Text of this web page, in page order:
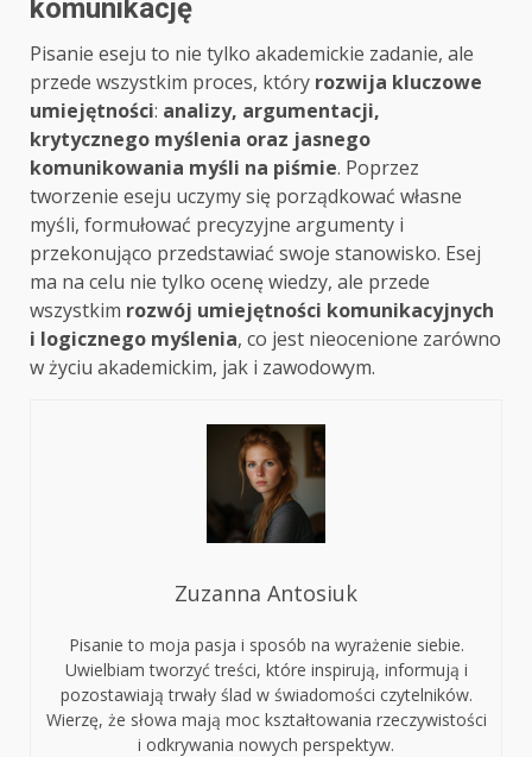
komunikację
Pisanie eseju to nie tylko akademickie zadanie, ale
przede wszystkim proces, który rozwija kluczowe
umiejętności: analizy, argumentacji,
krytycznego myślenia oraz jasnego
komunikowania myśli na piśmie. Poprzez
tworzenie eseju uczymy się porządkować własne
myśli, formułować precyzyjne argumenty i
przekonująco przedstawiać swoje stanowisko. Esej
ma na celu nie tylko ocenę wiedzy, ale przede
wszystkim rozwój umiejętności komunikacyjnych
i logicznego myślenia, co jest nieocenione zarówno
w życiu akademickim, jak i zawodowym.
Zuzanna Antosiuk
Pisanie to moja pasja i sposób na wyrażenie siebie.
Uwielbiam tworzyć treści, które inspirują, informują i
pozostawiają trwały ślad w świadomości czytelników.
Wierzę, że słowa mają moc kształtowania rzeczywistości
i odkrywania nowych perspektyw.